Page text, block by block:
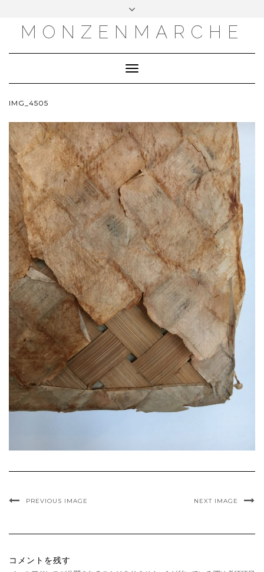
MONZENMARCHE
Toggle
Navigation
IMG_4505
PREVIOUS IMAGE NEXT IMAGE
コメントを残す